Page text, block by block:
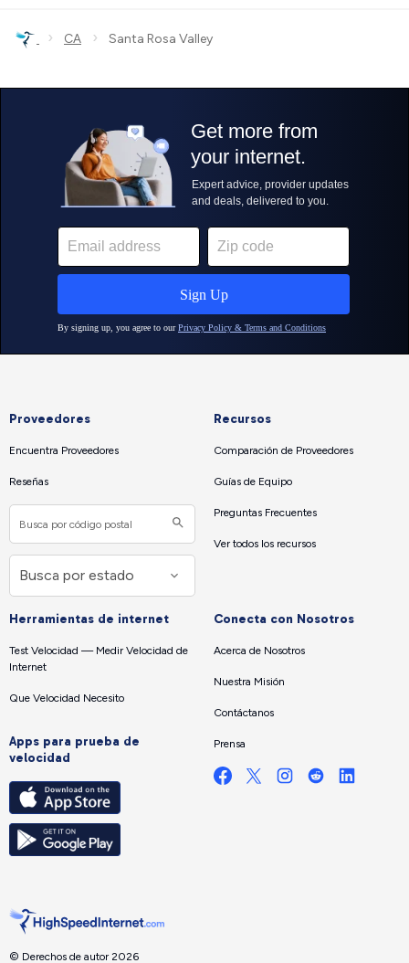
› CA › Santa Rosa Valley
Proveedores
Encuentra Proveedores
Reseñas
Recursos
Comparación de Proveedores
Guías de Equipo
Preguntas Frecuentes
Ver todos los recursos
Herramientas de internet
Test Velocidad — Medir Velocidad de
Internet
Que Velocidad Necesito
Apps para prueba de
velocidad
Conecta con Nosotros
Acerca de Nosotros
Nuestra Misión
Contáctanos
Prensa
© Derechos de autor 2026